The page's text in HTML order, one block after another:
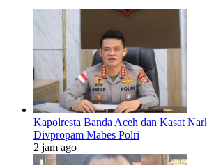
Kapolresta Banda Aceh dan Kasat
Divpropam Mabes Polri
2 jam ago